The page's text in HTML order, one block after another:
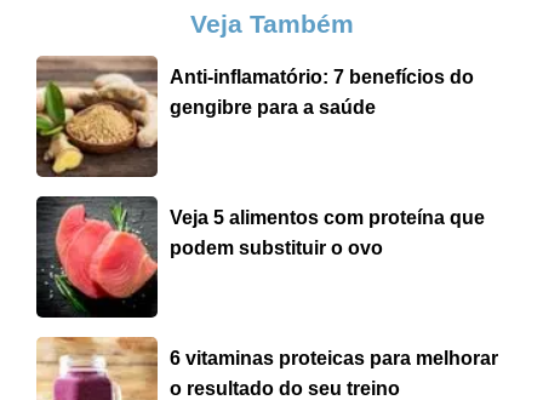
Veja Também
Anti-inflamatório: 7 benefícios do
gengibre para a saúde
Veja 5 alimentos com proteína que
podem substituir o ovo
6 vitaminas proteicas para melhorar
o resultado do seu treino